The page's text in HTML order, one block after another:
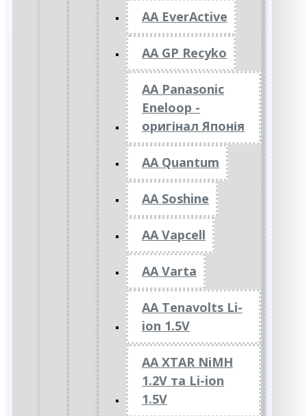
AA EverActive
AA GP Recyko
AA Panasonic
Eneloop -
оригінал Японія
AA Quantum
AA Soshine
AA Vapcell
AA Varta
AA Tenavolts Li-
ion 1.5V
AA XTAR NiMH
1.2V та Li-ion
1.5V